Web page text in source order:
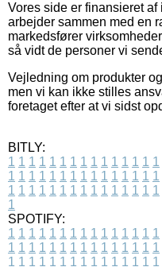
Vores side er finansieret
arbejder sammen med en
markedsfører
så vidt de personer vi
Vejledning om produkter
men vi kan ikke stilles
foretaget efter at vi sidst
BITLY:
1 1 1 1 1 1 1 1 1 1 1 1 1 1 1
1 1 1 1 1 1 1 1 1 1 1 1 1 1 1
1 1 1 1 1 1 1 1 1 1 1 1 1 1 1
1
SPOTIFY:
1 1 1 1 1 1 1 1 1 1 1 1 1 1 1
1 1 1 1 1 1 1 1 1 1 1 1 1 1 1
1 1 1 1 1 1 1 1 1 1 1 1 1 1 1